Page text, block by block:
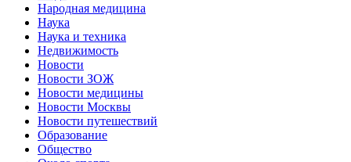
Народная медицина
Наука
Наука и техника
Недвижимость
Новости
Новости ЗОЖ
Новости медицины
Новости Москвы
Новости путешествий
Образование
Общество